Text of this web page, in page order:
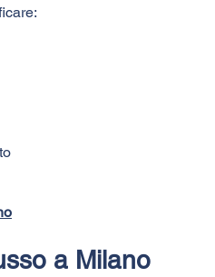
a Milano